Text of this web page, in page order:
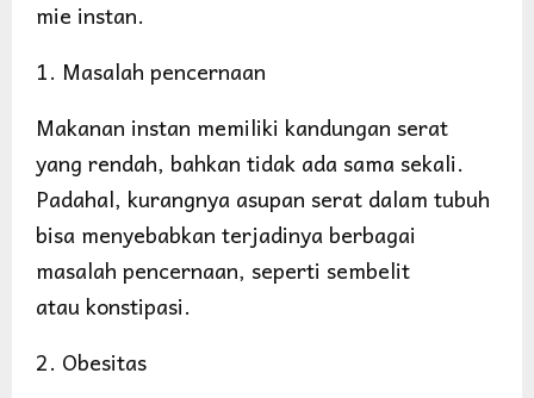
mie instan.
1. Masalah pencernaan
Makanan instan memiliki kandungan serat
yang rendah, bahkan tidak ada sama sekali.
Padahal, kurangnya asupan serat dalam tubuh
bisa menyebabkan terjadinya berbagai
masalah pencernaan, seperti sembelit
atau konstipasi.
2. Obesitas